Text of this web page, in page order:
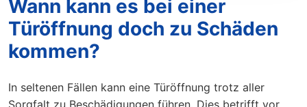
Wann kann es bei einer
Türöffnung doch zu Schäden
kommen?
In seltenen Fällen kann eine Türöffnung trotz aller
Sorgfalt zu Beschädigungen führen. Dies betrifft vor